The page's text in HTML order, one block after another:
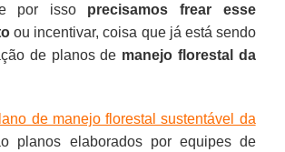
por issoprecisamos frear esse
ou incentivar, coisa que já está sendo
de planos de manejo florestal da
de manejo florestal sustentável da
planos elaborados por equipes de